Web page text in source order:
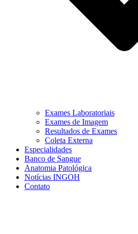
Exames Laboratoriais
Exames de Imagem
Resultados de Exames
Coleta Externa
Especialidades
Banco de Sangue
Anatomia Patológica
Notícias INGOH
Contato